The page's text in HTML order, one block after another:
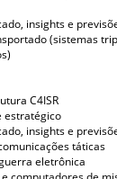
insights e
(sistemas
C4ISR
estratégico
insights e
táticas
eletrônica